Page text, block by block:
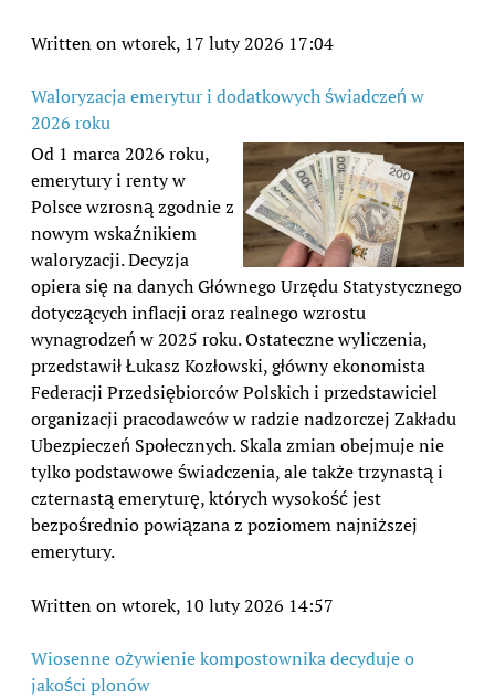
Written on wtorek, 17 luty 2026 17:04
Waloryzacja emerytur i dodatkowych świadczeń w
2026 roku
Od 1 marca 2026 roku,
emerytury i renty w
Polsce wzrosną zgodnie z
nowym wskaźnikiem
waloryzacji. Decyzja
opiera się na danych Głównego Urzędu Statystycznego
dotyczących inflacji oraz realnego wzrostu
wynagrodzeń w 2025 roku. Ostateczne wyliczenia,
przedstawił Łukasz Kozłowski, główny ekonomista
Federacji Przedsiębiorców Polskich i przedstawiciel
organizacji pracodawców w radzie nadzorczej Zakładu
Ubezpieczeń Społecznych. Skala zmian obejmuje nie
tylko podstawowe świadczenia, ale także trzynastą i
czternastą emeryturę, których wysokość jest
bezpośrednio powiązana z poziomem najniższej
emerytury.
Written on wtorek, 10 luty 2026 14:57
Wiosenne ożywienie kompostownika decyduje o
jakości plonów